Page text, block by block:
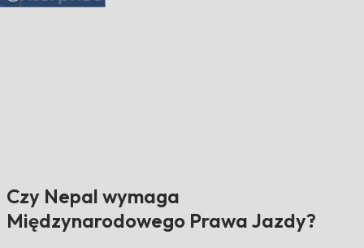
Czy Nepal wymaga
Międzynarodowego Prawa Jazdy?